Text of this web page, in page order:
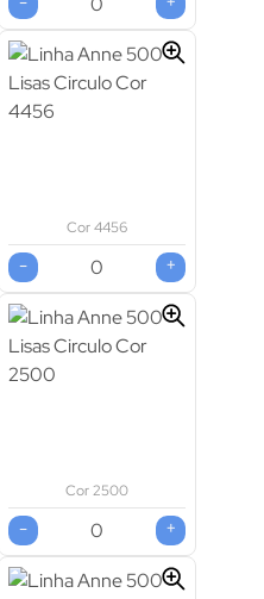
Cor 4456
- +
Cor 2500
- +